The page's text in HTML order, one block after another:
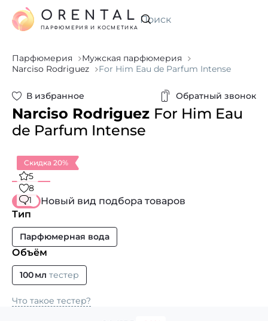
Искать
ORENTAL
ПАРФЮМЕРИЯ И КОСМЕТИКА
Парфюмерия
Мужская парфюмерия
Narciso Rodriguez
For Him Eau de Parfum Intense
В избранное Обратный звонок
Narciso Rodriguez For Him Eau
de Parfum Intense
Скидка 20%
5
8
1
Новый вид подбора товаров
Тип
Парфюмерная вода
Объём
100 мл тестер
Что такое тестер?